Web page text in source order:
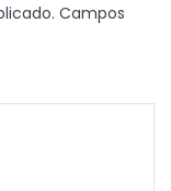
Campos